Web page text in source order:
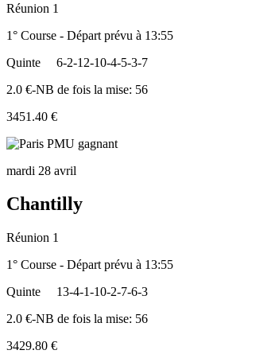
Réunion 1
1° Course - Départ prévu à 13:55
Quinte
6-2-12-10-4-5-3-7
2.0 €-NB de fois la mise: 56
3451.40 €
mardi 28 avril
Chantilly
Réunion 1
1° Course - Départ prévu à 13:55
Quinte
13-4-1-10-2-7-6-3
2.0 €-NB de fois la mise: 56
3429.80 €